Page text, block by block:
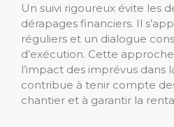
Un suivi rigoureux évite les
dérapages financiers. Il
réguliers et un dialogue
d’exécution. Cette
l’impact des imprévus dans
contribue à tenir compte
chantier et à garantir la